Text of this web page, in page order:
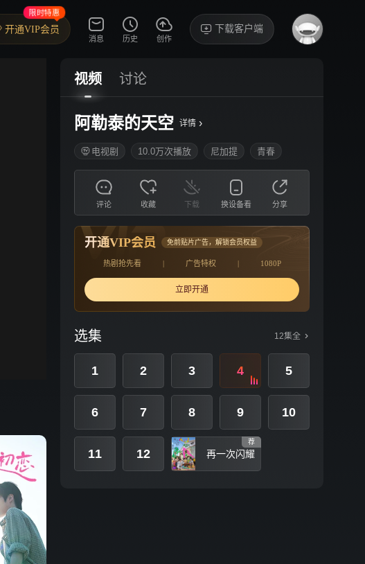
开通VIP会员
限时特惠
消息 历史 创作
下载客户端
视频 讨论
阿勒泰的天空 详情 ›
电视剧 10.0万次播放 尼加提 青春
评论 收藏 下载 换设备看 分享
开通VIP会员 免前贴片广告，解锁会员权益
热剧抢先看 | 广告特权 | 1080P
立即开通
选集 12集全
1 2 3 4 5
6 7 8 9 10
11 12 再一次闪耀
荐